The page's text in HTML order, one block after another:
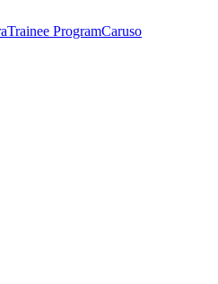
Trainee ProgramCaruso